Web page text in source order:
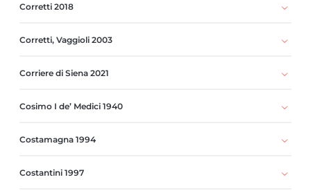
Corretti 2018
Corretti, Vaggioli 2003
Corriere di Siena 2021
Cosimo I de’ Medici 1940
Costamagna 1994
Costantini 1997